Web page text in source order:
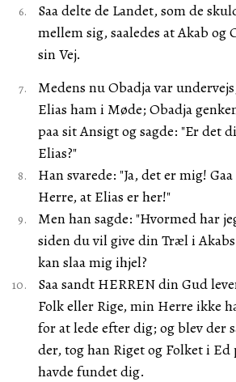
Saa delte de Landet, som de
mellem sig, saaledes at Akab og
sin Vej.
Medens nu Obadja var
Elias ham i Møde; Obadja
paa sit Ansigt og sagde: "Er det
Elias?"
Han svarede: "Ja, det er mig!
Herre, at Elias er her!"
Men han sagde: "Hvormed har
siden du vil give din Træl i
kan slaa mig ihjel?
Saa sandt HERREN din Gud
Folk eller Rige, min Herre ikke
for at lede efter dig; og blev der
der, tog han Riget og Folket i Ed
havde fundet dig.